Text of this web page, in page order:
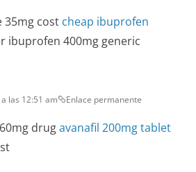
35mg cost cheap ibuprofen
ibuprofen 400mg generic
las 12:51 am Enlace permanente
drugavanafil 200mg tablet